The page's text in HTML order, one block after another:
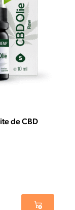
de CBD